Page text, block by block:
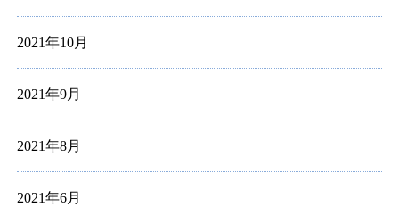
2021年10月
2021年9月
2021年8月
2021年6月